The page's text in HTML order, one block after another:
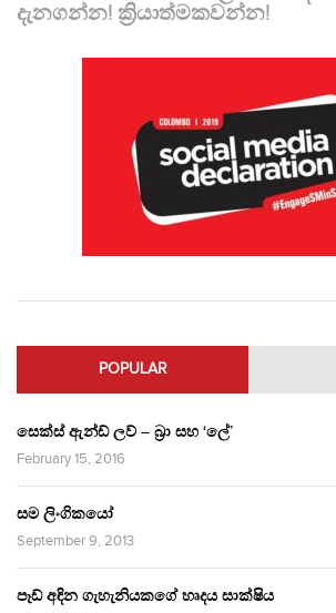
දැනගන්න! ක්‍රියාත්මකවන්න!
POPULAR
සෙක්ස් ඇන්ඩ් ලව් – බ්‍රා සහ ‘ලේ’
February 15, 2016
සම ලිංගිකයෝ
September 9, 2013
පෑඩ් අඳින ගැහැනියකගේ හෘදය සාක්ෂිය